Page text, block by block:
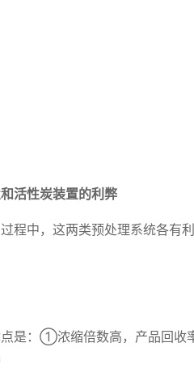
活性炭装置的利弊
程中，这两类预处理系统各有利
是：①浓缩倍数高，产品回收